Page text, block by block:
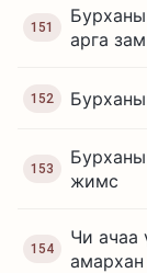
151
арга зам
152
153
жимс
154
Чи ачаа
амархан